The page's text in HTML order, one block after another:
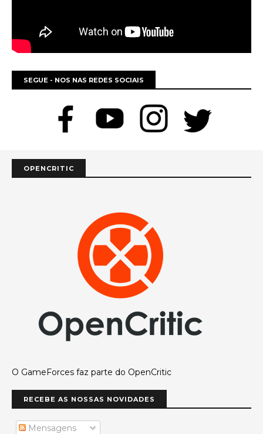
SEGUE - NOS NAS REDES SOCIAIS
OPENCRITIC
O GameForces faz parte do OpenCritic
RECEBE AS NOSSAS NOVIDADES
Mensagens